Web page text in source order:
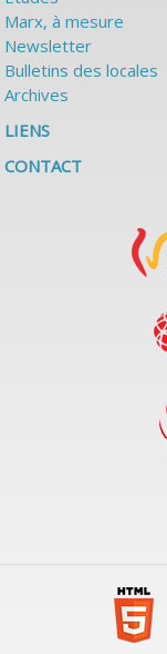
Marx, à mesure
Newsletter
Bulletins des locales
Archives
LIENS
CONTACT